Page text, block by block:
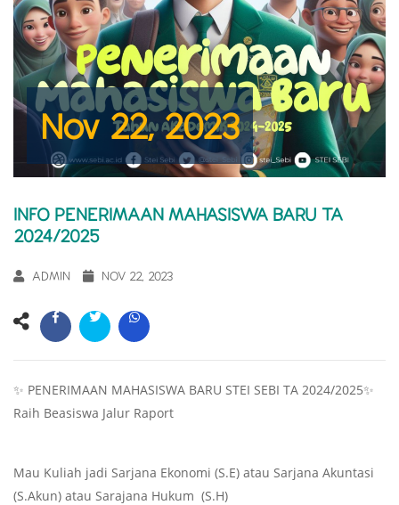
Nov 22, 2023
INFO PENERIMAAN MAHASISWA BARU TA
2024/2025
ADMIN NOV 22, 2023
✨ PENERIMAAN MAHASISWA BARU STEI SEBI TA 2024/2025✨
Raih Beasiswa Jalur Raport
Mau Kuliah jadi Sarjana Ekonomi (S.E) atau Sarjana Akuntasi
(S.Akun) atau Sarajana Hukum (S.H)